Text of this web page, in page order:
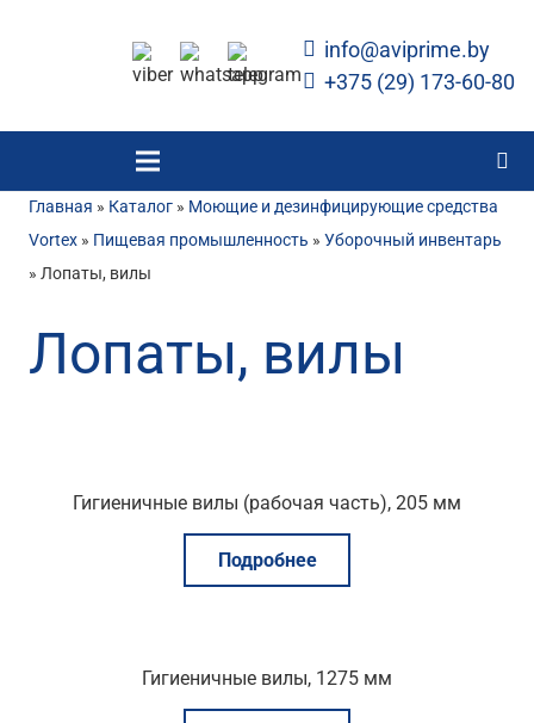
info@aviprime.by
+375 (29) 173-60-80
Главная » Каталог » Моющие и дезинфицирующие средства
Vortex » Пищевая промышленность » Уборочный инвентарь
» Лопаты, вилы
Лопаты, вилы
Гигиеничные вилы (рабочая часть), 205 мм
Подробнее
Гигиеничные вилы, 1275 мм